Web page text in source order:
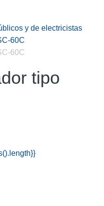
y de electricistas
60C
60C
tipo